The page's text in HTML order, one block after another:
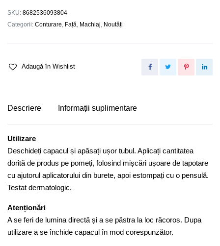
001
quantity
SKU: 8682536093804
Categorii: Conturare Față Machiaj Noutăți
Adaugă în Wishlist
Descriere Informații suplimentare
Utilizare
Deschideți capacul și apăsați ușor tubul. Aplicați cantitatea
dorită de produs pe pomeți, folosind mișcări ușoare de tapotare
cu ajutorul aplicatorului din burete, apoi estompați cu o pensulă.
Testat dermatologic.
Atenționări
A se feri de lumina directă și a se păstra la loc răcoros. Dupa
utilizare a se închide capacul în mod corespunzător.